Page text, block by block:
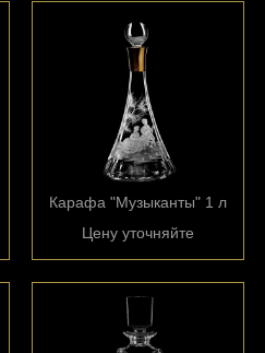
Карафа "Музыканты" 1 л
Цену уточняйте